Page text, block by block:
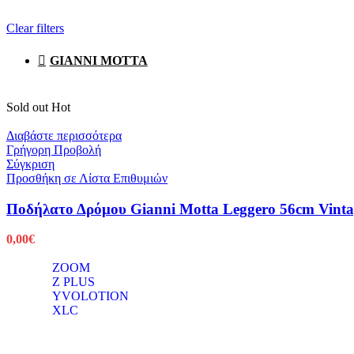
Clear filters
GIANNI MOTTA
Sold out Hot
Διαβάστε περισσότερα
Γρήγορη Προβολή
Σύγκριση
Προσθήκη σε Λίστα Επιθυμιών
Ποδήλατο Δρόμου Gianni Motta Leggero 56cm
0,00€
ZOOM
Z PLUS
YVOLOTION
XLC